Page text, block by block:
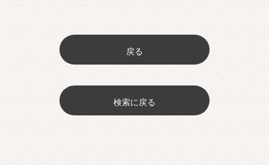
戻る
検索に戻る